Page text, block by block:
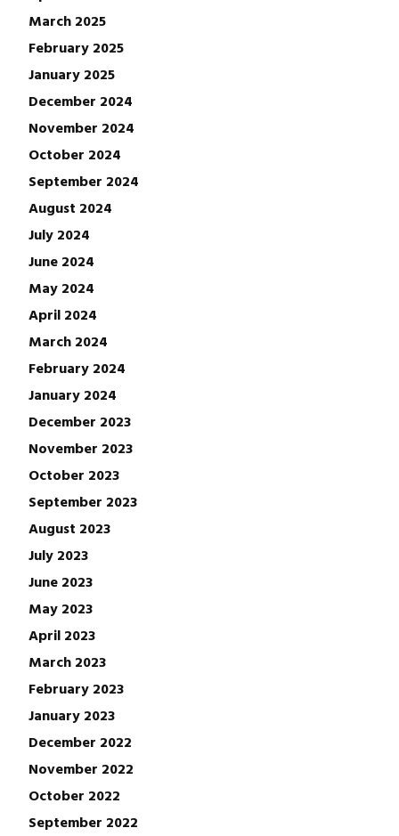
March 2025
February 2025
January 2025
December 2024
November 2024
October 2024
September 2024
August 2024
July 2024
June 2024
May 2024
April 2024
March 2024
February 2024
January 2024
December 2023
November 2023
October 2023
September 2023
August 2023
July 2023
June 2023
May 2023
April 2023
March 2023
February 2023
January 2023
December 2022
November 2022
October 2022
September 2022